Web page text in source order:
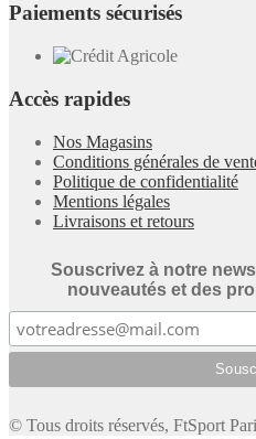
Paiements sécurisés
Accès rapides
Nos Magasins
Conditions générales de
Politique de confidentialité
Mentions légales
Livraisons et retours
Souscrivez à notre
nouveautés et des
© Tous droits réservés, FtSport